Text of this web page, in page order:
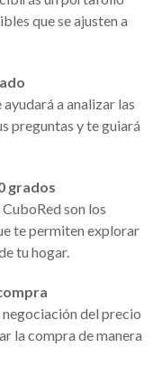
que se ajusten a
a analizar las
preguntas y te guiará
grados
son los
te permiten explorar
tu hogar.
negociación del precio
la compra de manera